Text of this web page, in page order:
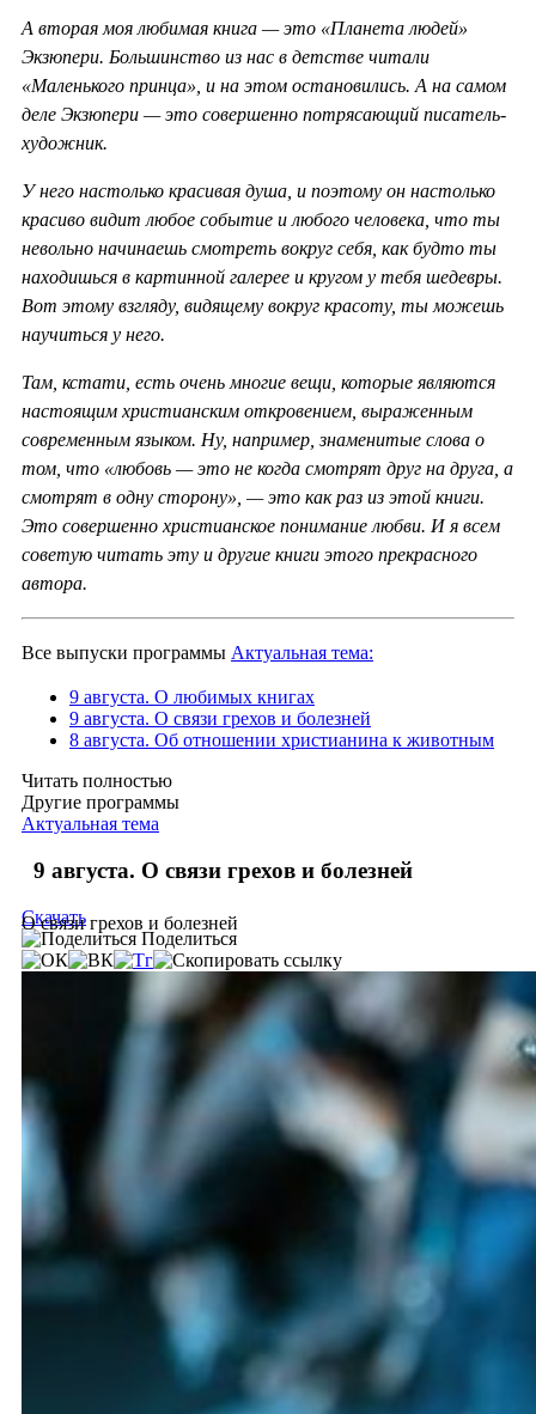
А вторая моя любимая книга — это «Планета людей»
Экзюпери. Большинство из нас в детстве читали
«Маленького принца», и на этом остановились. А на самом
деле Экзюпери — это совершенно потрясающий писатель-
художник.
У него настолько красивая душа, и поэтому он настолько
красиво видит любое событие и любого человека, что ты
невольно начинаешь смотреть вокруг себя, как будто ты
находишься в картинной галерее и кругом у тебя шедевры.
Вот этому взгляду, видящему вокруг красоту, ты можешь
научиться у него.
Там, кстати, есть очень многие вещи, которые являются
настоящим христианским откровением, выраженным
современным языком. Ну, например, знаменитые слова о
том, что «любовь — это не когда смотрят друг на друга, а
смотрят в одну сторону», — это как раз из этой книги.
Это совершенно христианское понимание любви. И я всем
советую читать эту и другие книги этого прекрасного
автора.
Все выпуски программы Актуальная тема:
9 августа. О любимых книгах
9 августа. О связи грехов и болезней
8 августа. Об отношении христианина к животным
Читать полностью
Другие программы
Актуальная тема
9 августа. О связи грехов и болезней
О связи грехов и болезней
Скачать
Поделиться